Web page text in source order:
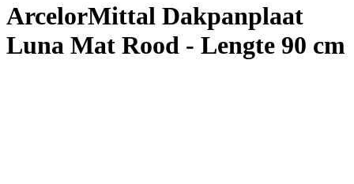
ArcelorMittal Dakpanplaat
Luna Mat Rood - Lengte 90 cm